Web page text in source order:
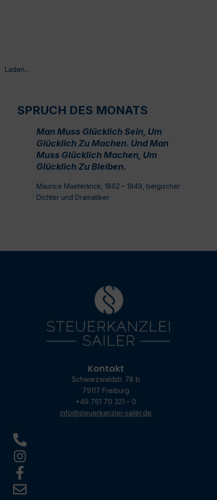
Laden...
SPRUCH DES MONATS
Man Muss Glücklich Sein, Um
Glücklich Zu Machen. Und Man
Muss Glücklich Machen, Um
Glücklich Zu Bleiben.
Maurice Maeterlinck; 1862 – 1949, belgischer
Dichter und Dramatiker
Kontakt
Schwarzwaldstr. 78 b
79117 Freiburg
+49 761 70 321 – 0
info@steuerkanzlei-sailer.de